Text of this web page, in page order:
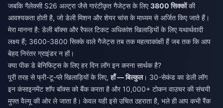
जबकि गैलेक्सी S26 अल्ट्रा जैसे गारंटीकृत गैजेट्स के लिए 3800 सिक्कोंकी
आवश्यकता होती है, जो डेली मिशन और शेयर चांस के माध्यम से अर्जित किए जाते हैं।
मेरा मानना है: डेली बॉक्स और रैफल टिकट अधिकांश खिलाड़ियों के लिए यथार्थवादी
लक्ष्य हैं; 3600-3800 सिक्के वाले गैजेट्स तब तक महत्वाकांक्षी हैं जब तक कि आप
बेहद निरंतर ग्राइंडर न हों।
क्या पीक डे बेनिफिट्स के लिए हर दिन लॉग इन करना सार्थक है?
पूरी तरह से फ्री-टू-प्ले खिलाड़ियों के लिए,हाँ — बिल्कुल। 30-सेकंड का डेली लॉग
इन कंसाइनमेंट शॉप बॉक्स को बैंक करता है और 10,000+ टोकन वाउचर की संचयी
मुफ्त वैल्यू की ओर ले जाता है। केवल यही इसे उचित ठहराता है, भले ही आप कभी रैंक